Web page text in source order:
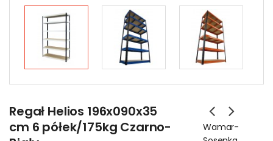
Regał Helios 196x090x35
cm 6 półek/175kg Czarno-
Wamar-